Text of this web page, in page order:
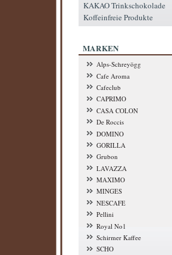
KAKAO Trinkschokolade
Koffeinfreie Produkte
MARKEN
Alps-Schreyögg
Cafe Aroma
Cafeclub
CAPRIMO
CASA COLON
De Roccis
DOMINO
GORILLA
Grubon
LAVAZZA
MAXIMO
MINGES
NESCAFE
Pellini
Royal No1
Schirmer Kaffee
SCHO